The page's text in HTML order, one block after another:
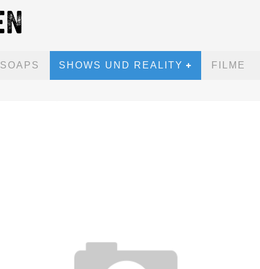
SOAPS SHOWS UND REALITY FILME